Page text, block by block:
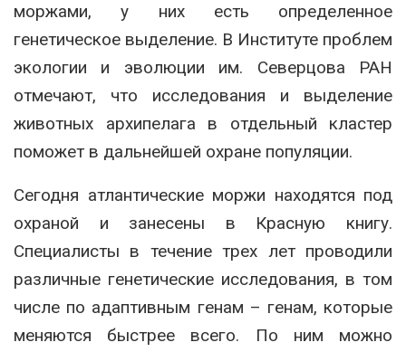
моржами, у них есть определенное
генетическое выделение. В Институте проблем
экологии и эволюции им. Северцова РАН
отмечают, что исследования и выделение
животных архипелага в отдельный кластер
поможет в дальнейшей охране популяции.
Сегодня атлантические моржи находятся под
охраной и занесены в Красную книгу.
Специалисты в течение трех лет проводили
различные генетические исследования, в том
числе по адаптивным генам – генам, которые
меняются быстрее всего. По ним можно